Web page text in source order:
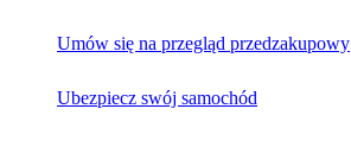
Umów się na przegląd przedzakupowy
Ubezpiecz swój samochód